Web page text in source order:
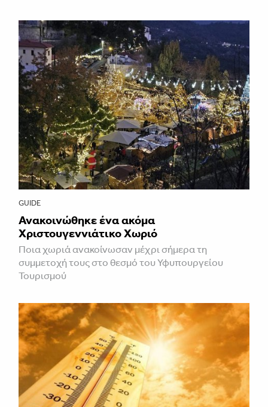
GUIDE
Ανακοινώθηκε ένα ακόμα
Χριστουγεννιάτικο Χωριό
Ποια χωριά ανακοίνωσαν μέχρι σήμερα τη
συμμετοχή τους στο θεσμό του Υφυπουργείου
Τουρισμού